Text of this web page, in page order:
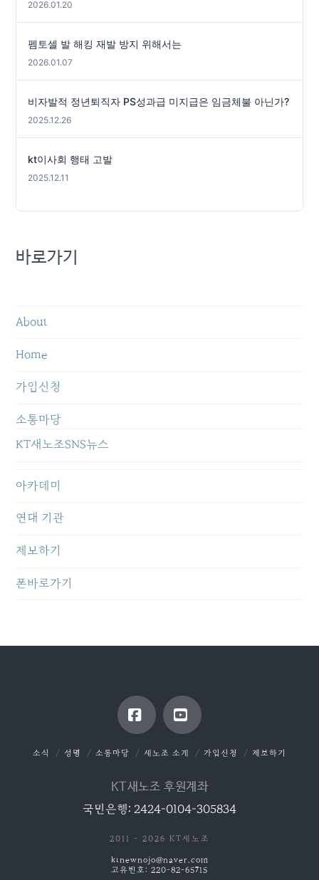
2026.01.20
펨토셀 발 해킹 재발 방지 위해서는
2026.01.07
비자발적 정년퇴직자 PS성과급 미지급은 임금체불 아닌가?
2025.12.26
kt이사회 행태 고발
2025.12.11
바로가기
About
Home
가입신청
소통마당
KT새노조SNS뉴스
아카데미
연대 기관
제보하기
폰바로가기
FacebookYouTube
소식 성명 소통마당 새노조 소개 가입신청 제보하기
KT새노조 후원계좌
국민은행: 2424-0104-305834
2011 - 2026 KT새노조
ktnewnojo@naver.com
고유번호: 220-82-65715